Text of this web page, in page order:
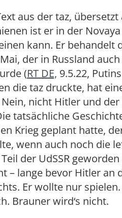
aus der taz,
ist er in der
kann. Er behandelt
der in Russland
(RT DE, 9.5.22,
die taz druckte, hat
nicht Hitler und der
tatsächliche
Krieg geplant hatte,
wenn auch noch die
der UdSSR
– lange bevor Hitler an
Er wollte nur
Brauner wird‘s nicht.